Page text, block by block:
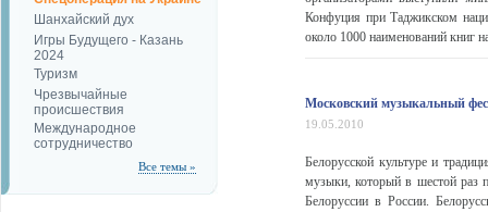
Шанхайский дух
Игры Будущего - Казань
2024
Туризм
Чрезвычайные
происшествия
Международное
сотрудничество
Все темы »
Конфуция при Таджикском
около 1000 наименований книг
Московский музыкальный
19.05.2010
Белорусской культуре и
музыки, который в шестой раз
Белоруссии в России.